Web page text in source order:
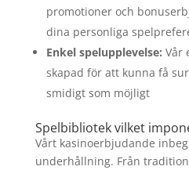
promotioner och
dina personliga
Enkel spelupplevelse: Vår
skapad för att kunna få
smidigt som möjligt
Spelbibliotek vilket
Vårt kasinoerbjudande
underhållning. Från